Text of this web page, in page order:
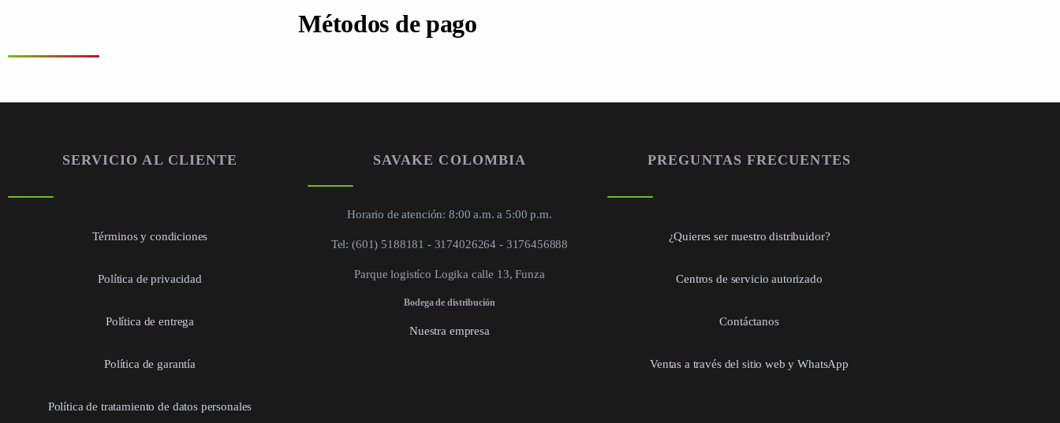
Métodos de pago
SERVICIO AL CLIENTE
Términos y condiciones
Política de privacidad
Política de entrega
Política de garantía
Política de tratamiento de datos personales
SAVAKE COLOMBIA
Horario de atención: 8:00 a.m. a 5:00 p.m.
Tel: (601) 5188181 - 3174026264 - 3176456888
Parque logistíco Logika calle 13, Funza
Bodega de distribución
Nuestra empresa
PREGUNTAS FRECUENTES
¿Quieres ser nuestro distribuidor?
Centros de servicio autorizado
Contáctanos
Ventas a través del sitio web y WhatsApp